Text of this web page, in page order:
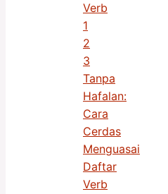
Verb
1
2
3
Tanpa
Hafalan:
Cara
Cerdas
Menguasai
Daftar
Verb